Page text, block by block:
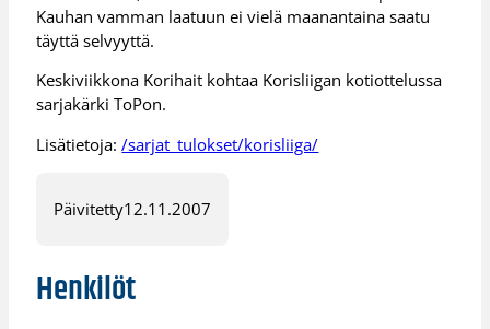
Kauhan vamman laatuun ei vielä maanantaina saatu
täyttä selvyyttä.
Keskiviikkona Korihait kohtaa Korisliigan kotiottelussa
sarjakärki ToPon.
Lisätietoja:/sarjat_tulokset/korisliiga/
Päivitetty12.11.2007
Henkilöt